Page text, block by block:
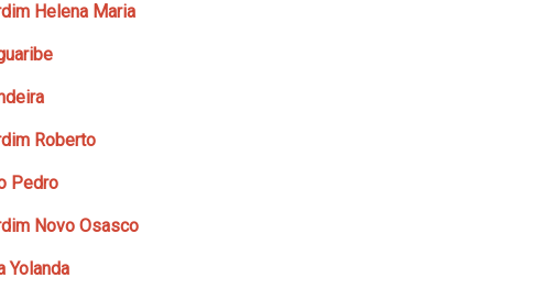
Helena Maria
Roberto
Pedro
Novo Osasco
Yolanda